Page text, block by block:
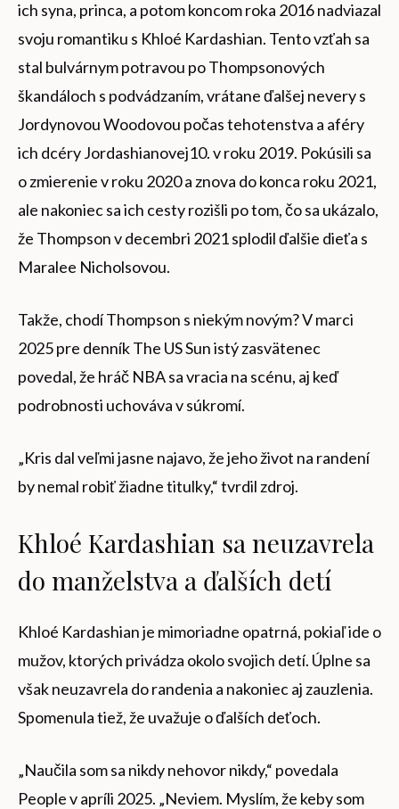
ich syna, princa, a potom koncom roka 2016 nadviazal
svoju romantiku s Khloé Kardashian. Tento vzťah sa
stal bulvárnym potravou po Thompsonových
škandáloch s podvádzaním, vrátane ďalšej nevery s
Jordynovou Woodovou počas tehotenstva a aféry
ich dcéry Jordashianovej10. v roku 2019. Pokúsili sa
o zmierenie v roku 2020 a znova do konca roku 2021,
ale nakoniec sa ich cesty rozišli po tom, čo sa ukázalo,
že Thompson v decembri 2021 splodil ďalšie dieťa s
Maralee Nicholsovou.
Takže, chodí Thompson s niekým novým? V marci
2025 pre denník The US Sun istý zasvätenec
povedal, že hráč NBA sa vracia na scénu, aj keď
podrobnosti uchováva v súkromí.
„Kris dal veľmi jasne najavo, že jeho život na randení
by nemal robiť žiadne titulky,“ tvrdil zdroj.
Khloé Kardashian sa neuzavrela
do manželstva a ďalších detí
Khloé Kardashian je mimoriadne opatrná, pokiaľ ide o
mužov, ktorých privádza okolo svojich detí. Úplne sa
však neuzavrela do randenia a nakoniec aj zauzlenia.
Spomenula tiež, že uvažuje o ďalších deťoch.
„Naučila som sa nikdy nehovor nikdy,“ povedala
People v apríli 2025. „Neviem. Myslím, že keby som